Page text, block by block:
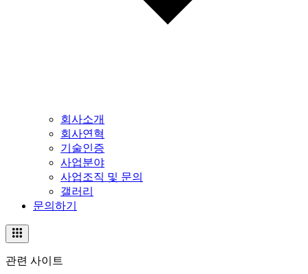
회사소개
회사연혁
기술인증
사업분야
사업조직 및 문의
갤러리
문의하기
관련 사이트